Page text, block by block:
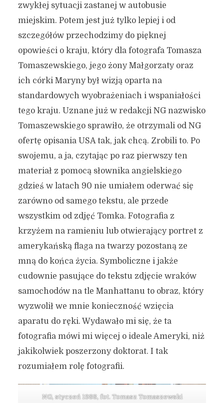
zwykłej sytuacji zastanej w autobusie
miejskim. Potem jest już tylko lepiej i od
szczegółów przechodzimy do pięknej
opowieści o kraju, który dla fotografa Tomasza
Tomaszewskiego, jego żony Małgorzaty oraz
ich córki Maryny był wizją oparta na
standardowych wyobrażeniach i wspaniałości
tego kraju. Uznane już w redakcji NG nazwisko
Tomaszewskiego sprawiło, że otrzymali od NG
ofertę opisania USA tak, jak chcą. Zrobili to. Po
swojemu, a ja, czytając po raz pierwszy ten
materiał z pomocą słownika angielskiego
gdzieś w latach 90 nie umiałem oderwać się
zarówno od samego tekstu, ale przede
wszystkim od zdjęć Tomka. Fotografia z
krzyżem na ramieniu lub otwierający portret z
amerykańską flaga na twarzy pozostaną ze
mną do końca życia. Symboliczne i jakże
cudownie pasujące do tekstu zdjęcie wraków
samochodów na tle Manhattanu to obraz, który
wyzwolił we mnie konieczność wzięcia
aparatu do ręki. Wydawało mi się, że ta
fotografia mówi mi więcej o ideale Ameryki, niż
jakikolwiek poszerzony doktorat. I tak
rozumiałem rolę fotografii.
NG, styczeń 1988, fot. Tomasz Tomaszewski